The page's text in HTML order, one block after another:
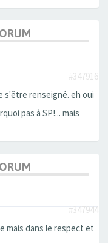
#347916
s'être renseigné. eh oui
pas à SP!... mais
#347944
mais dans le respect et